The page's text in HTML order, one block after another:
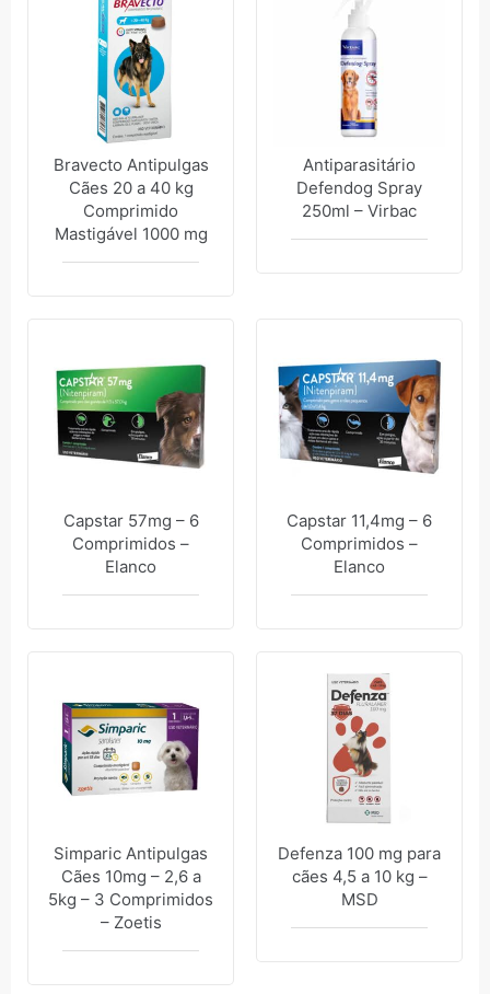
Bravecto Antipulgas
Cães 20 a 40 kg
Comprimido
Mastigável 1000 mg
Antiparasitário
Defendog Spray
250ml – Virbac
Capstar 57mg – 6
Comprimidos –
Elanco
Capstar 11,4mg – 6
Comprimidos –
Elanco
Simparic Antipulgas
Cães 10mg – 2,6 a
5kg – 3 Comprimidos
– Zoetis
Defenza 100 mg para
cães 4,5 a 10 kg –
MSD